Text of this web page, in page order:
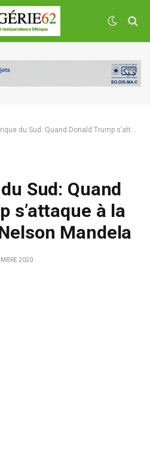
Sud: Quand Donald Trump s’attaque à la mémoire de Nelson Mandela
Sud: Quand
s’attaque à la
Mandela
2020